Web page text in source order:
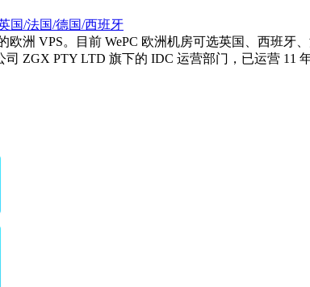
欧洲 VPS。目前 WePC 欧洲机房可选英国、西班
司 ZGX PTY LTD 旗下的 IDC 运营部门，已运营